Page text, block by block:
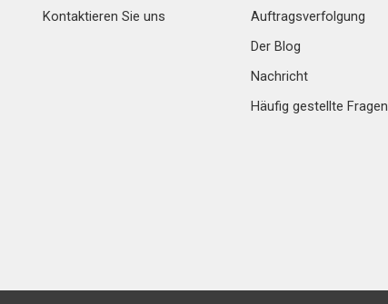
Kontaktieren Sie uns
Auftragsverfolgung
Der Blog
Nachricht
Häufig gestellte Fragen